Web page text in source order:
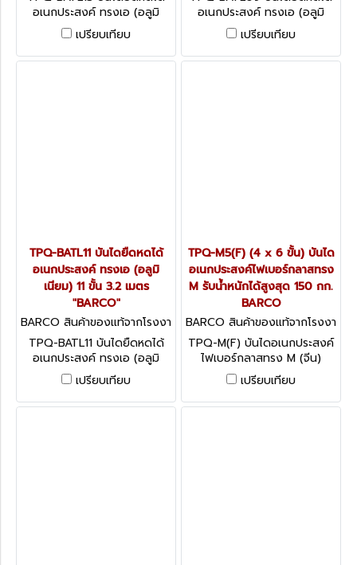
อเนกประสงค์ ทรงเอ (อลูมิ
เนียม) 13 ขั้น 3.8 เมตร
"BARCO"
เปรียบเทียบ
อเนกประสงค์ ทรงเอ (อลูมิ
เนียม) 9 ขั้น 2.6 เมตร
"BARCO"
เปรียบเทียบ
TPQ-BATL11 บันไดยืดหดได้
อเนกประสงค์ ทรงเอ (อลูมิ
เนียม) 11 ขั้น 3.2 เมตร
"BARCO"
BARCO สินค้าของแท้จากโรงงา
นผู้ผลิต TPQ-BATL11
TPQ-BATL11 บันไดยืดหดได้
อเนกประสงค์ ทรงเอ (อลูมิ
เนียม) 11 ขั้น 3.2 เมตร
"BARCO"
เปรียบเทียบ
TPQ-M5(F) (4 x 6 ขั้น) บันได
อเนกประสงค์ไฟเบอร์กลาสทรง
M รับน้ำหนักได้สูงสุด 150 กก.
BARCO
BARCO สินค้าของแท้จากโรงงา
นผู้ผลิต TPQ-M5(F)
TPQ-M(F) บันไดอเนกประสงค์
ไฟเบอร์กลาสทรง M (จีน)
BARCO รับน้ำหนักได้สูงสุด
150 กก.
เปรียบเทียบ